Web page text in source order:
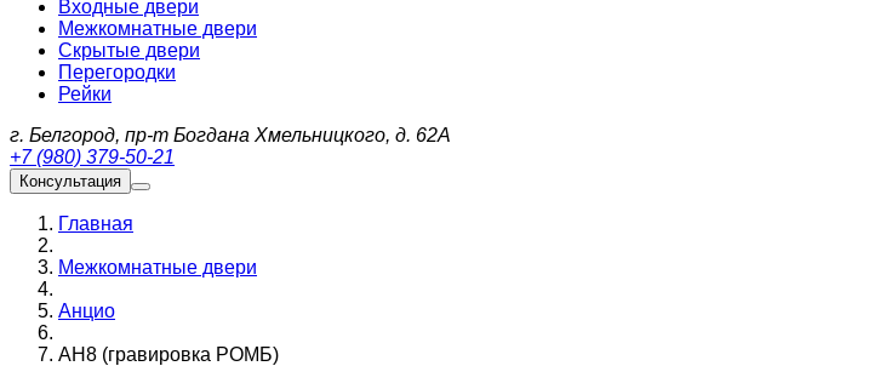
Входные двери
Межкомнатные двери
Скрытые двери
Перегородки
Рейки
г. Белгород, пр-т Богдана Хмельницкого, д. 62А
+7 (980) 379-50-21
Консультация
Главная
Межкомнатные двери
Анцио
АН8 (гравировка РОМБ)